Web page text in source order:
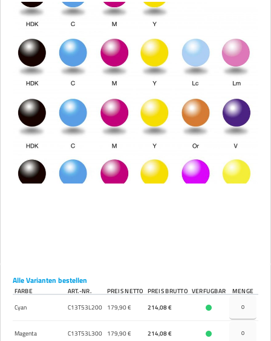
Bildergalerie überspringen
Alle Varianten bestellen
FARBE ART.-NR. PREIS NETTO PREIS BRUTTO VERFÜGBAR
MENGE
Cyan
C13T53L200 179,90 € 214,08 €
Magenta C13T53L300 179,90 € 214,08 €